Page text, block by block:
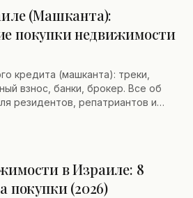
(Машканта):
покупки недвижимости
кредита (машканта): треки,
взнос, банки, брокер. Все об
резидентов, репатриантов и
в Израиле: 8
покупки (2026)